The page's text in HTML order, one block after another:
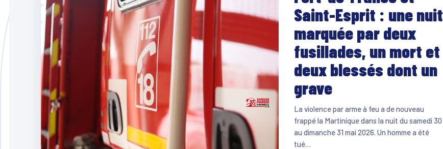
Saint-Esprit : une nuit
marquée par deux
fusillades, un mort et
deux blessés dont un
grave
La violence par arme à feu a de nouveau
frappé la Martinique dans la nuit du samedi 30
au dimanche 31 mai 2026. Un homme a été
tué…